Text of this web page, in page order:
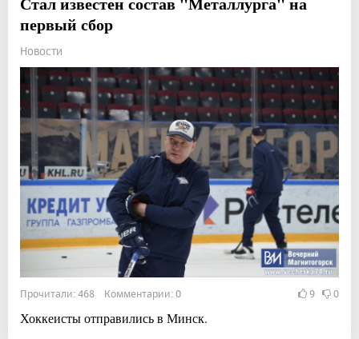
первый сбор
Новости
Прочитали: 468 Комментарии: 0 9 0
Хоккеисты отправились в Минск.